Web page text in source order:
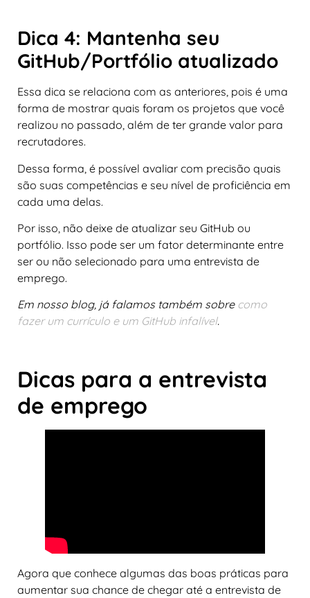
Dica 4: Mantenha seu
GitHub/Portfólio atualizado
Essa dica se relaciona com as anteriores, pois é uma
forma de mostrar quais foram os projetos que você
realizou no passado, além de ter grande valor para
recrutadores.
Dessa forma, é possível avaliar com precisão quais
são suas competências e seu nível de proficiência em
cada uma delas.
Por isso, não deixe de atualizar seu GitHub ou
portfólio. Isso pode ser um fator determinante entre
ser ou não selecionado para uma entrevista de
emprego.
Em nosso blog, já falamos também sobre como
fazer um currículo e um GitHub infalível.
Dicas para a entrevista
de emprego
Agora que conhece algumas das boas práticas para
aumentar sua chance de chegar até a entrevista de